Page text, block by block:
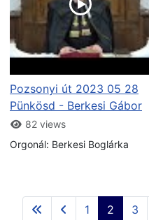
Pozsonyi út 2023 05 28
Pünkösd - Berkesi Gábor
82 views
Orgonál: Berkesi Boglárka
1 2 3